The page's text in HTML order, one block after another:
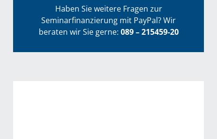
Haben Sie weitere Fragen zur
Seminarfinanzierung mit PayPal? Wir
beraten wir Sie gerne: 089 – 215459-20